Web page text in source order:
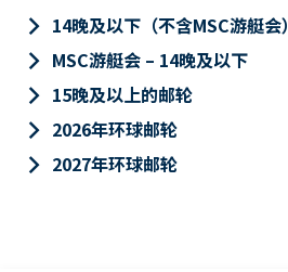
keyboard_arrow_right 14晚及以下（不含MSC游艇会）
keyboard_arrow_right MSC游艇会 – 14晚及以下
keyboard_arrow_right 15晚及以上的邮轮
keyboard_arrow_right 2026年环球邮轮
keyboard_arrow_right 2027年环球邮轮